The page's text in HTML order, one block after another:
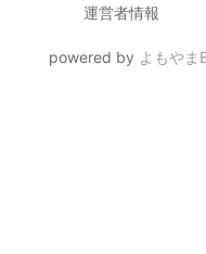
運営者情報
powered by よもやま